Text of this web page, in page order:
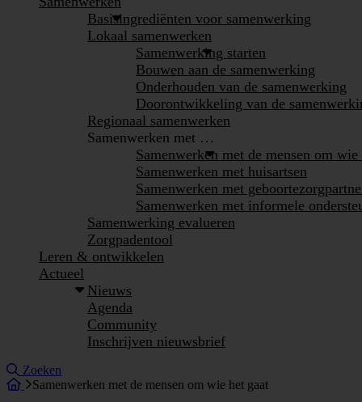
Basisingrediënten voor samenwerking
Lokaal samenwerken
Samenwerking starten
Bouwen aan de samenwerking
Onderhouden van de samenwerking
Doorontwikkeling van de
Regionaal samenwerken
Samenwerken met …
Samenwerken met de mensen om wie
Samenwerken met huisartsen
Samenwerken met
Samenwerken met informele
Samenwerking evalueren
Zorgpadentool
Leren & ontwikkelen
Actueel
Nieuws
Agenda
Community
Inschrijven nieuwsbrief
Site doorzoeken
Zoeken
Samenwerken met de mensen om wie het gaat